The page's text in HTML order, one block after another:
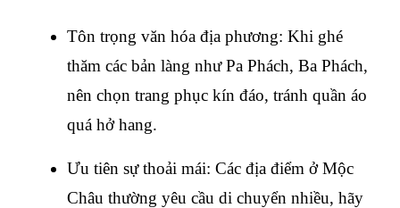
Tôn trọng văn hóa địa phương: Khi ghé
thăm các bản làng như Pa Phách, Ba Phách,
nên chọn trang phục kín đáo, tránh quần áo
quá hở hang.
Ưu tiên sự thoải mái: Các địa điểm ở Mộc
Châu thường yêu cầu di chuyển nhiều, hãy